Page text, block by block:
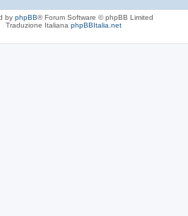
by phpBB® Forum Software © phpBB Limited
Traduzione Italiana phpBBItalia.net